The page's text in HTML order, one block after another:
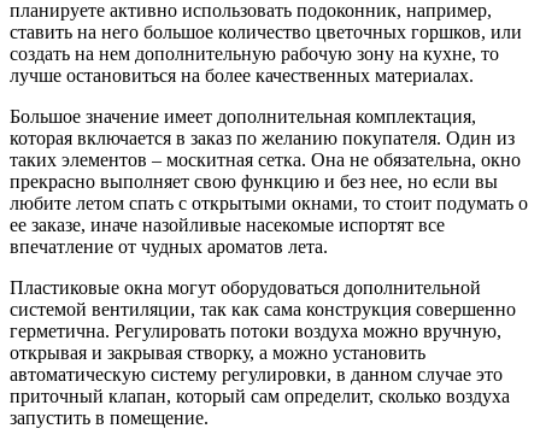
планируете активно использовать подоконник, например,
ставить на него большое количество цветочных горшков, или
создать на нем дополнительную рабочую зону на кухне, то
лучше остановиться на более качественных материалах.
Большое значение имеет дополнительная комплектация,
которая включается в заказ по желанию покупателя. Один из
таких элементов – москитная сетка. Она не обязательна, окно
прекрасно выполняет свою функцию и без нее, но если вы
любите летом спать с открытыми окнами, то стоит подумать о
ее заказе, иначе назойливые насекомые испортят все
впечатление от чудных ароматов лета.
Пластиковые окна могут оборудоваться дополнительной
системой вентиляции, так как сама конструкция совершенно
герметична. Регулировать потоки воздуха можно вручную,
открывая и закрывая створку, а можно установить
автоматическую систему регулировки, в данном случае это
приточный клапан, который сам определит, сколько воздуха
запустить в помещение.